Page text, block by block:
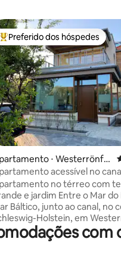
média de 5, 141
Entre os melhores preferidos
Preferido dos hóspedes
⋅ Westerrönfel
acessível no
no térreo com
e jardim Entre o Mar do Norte e o
Báltico, junto ao canal, no
Holstein, em
de Rendsburg Confortável,
moderno, 56 m²,
com